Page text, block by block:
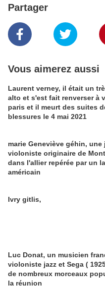
Partager
Vous aimerez aussi
Laurent verney, il était un
alto et s'est fait renverser à
paris et il meurt des suites
blessures le 4 mai 2021
marie Geneviève géhin, une
violoniste originaire de
dans l'allier repérée par un
américain
Ivry gitlis,
Luc Donat, un musicien
violoniste jazz et Sega (
de nombreux morceaux
la réunion